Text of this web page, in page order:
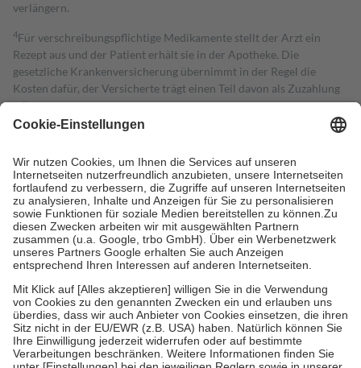
verlängern.
4Für verschreibungspflichtige Medikamente stellt der Arzt ein
Rezept aus und der Patient erhält sie in der Apotheke. Die
gesetzliche Krankenversicherung übernimmt in der Regel die
Kosten dafür, der Versicherte trägt einen Teil davon als Zuzahlung
mit.
Grundsätzlich leisten Mitglieder Zuzahlungen in Höhe von zehn
höchstens zehn Euro.
Es sind jedoch nie mehr als die tatsächlichen
Kosten der Leistung zu entrichten.
Diese Regeln gelten grundsätzlich auch für Online-Apotheken.
Bei Heilmitteln und häuslicher Krankenpflege beträgt die
Zuzahlung zehn Prozent der Kosten sowie zehn Euro je
Verordnung.
Um das Engagement der Versicherten für ihre eigene Gesundheit zu
stärken und die besondere Stellung der Familie zu unterstützen,
fallenkeine Zuzahlungenan bei:
• Kindern und Jugendlichen bis zum vollendeten 18. Lebensjahr
mit Ausnahme der Fahrkosten
• Untersuchungen zur Vorsorge und Früherkennung, die von der
GKV getragen werden